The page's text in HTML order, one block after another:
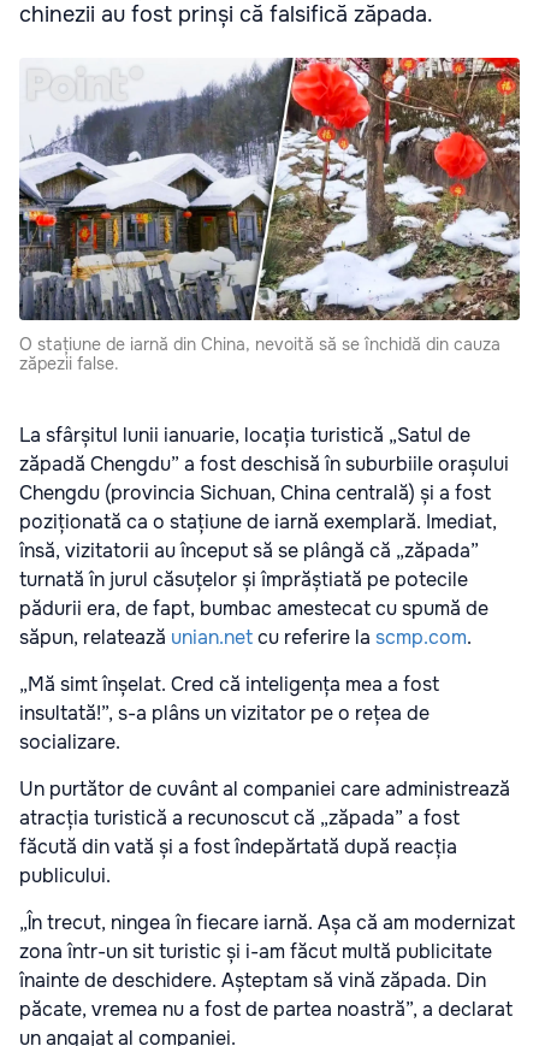
chinezii au fost prinși că falsifică zăpada.
O stațiune de iarnă din China, nevoită să se închidă din cauza
zăpezii false.
La sfârșitul lunii ianuarie, locația turistică „Satul de
zăpadă Chengdu” a fost deschisă în suburbiile orașului
Chengdu (provincia Sichuan, China centrală) și a fost
poziționată ca o stațiune de iarnă exemplară. Imediat,
însă, vizitatorii au început să se plângă că „zăpada”
turnată în jurul căsuțelor și împrăștiată pe potecile
pădurii era, de fapt, bumbac amestecat cu spumă de
săpun, relatează unian.netcu referire la scmp.com.
„Mă simt înșelat. Cred că inteligența mea a fost
insultată!”, s-a plâns un vizitator pe o rețea de
socializare.
Un purtător de cuvânt al companiei care administrează
atracția turistică a recunoscut că „zăpada” a fost
făcută din vată și a fost îndepărtată după reacția
publicului.
„În trecut, ningea în fiecare iarnă. Așa că am modernizat
zona într-un sit turistic și i-am făcut multă publicitate
înainte de deschidere. Așteptam să vină zăpada. Din
păcate, vremea nu a fost de partea noastră”, a declarat
un angajat al companiei.